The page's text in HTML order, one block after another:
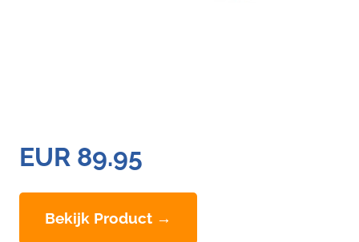
EUR 89.95
Bekijk Product →